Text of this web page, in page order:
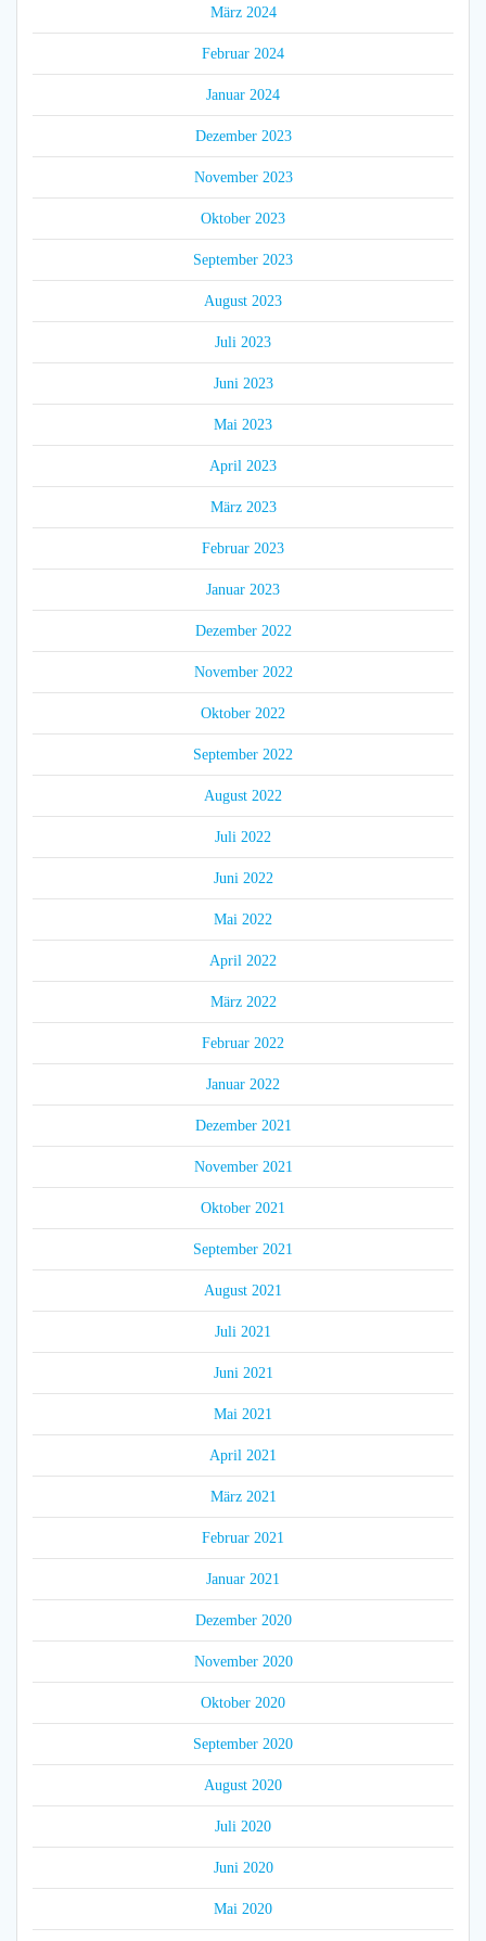
März 2024
Februar 2024
Januar 2024
Dezember 2023
November 2023
Oktober 2023
September 2023
August 2023
Juli 2023
Juni 2023
Mai 2023
April 2023
März 2023
Februar 2023
Januar 2023
Dezember 2022
November 2022
Oktober 2022
September 2022
August 2022
Juli 2022
Juni 2022
Mai 2022
April 2022
März 2022
Februar 2022
Januar 2022
Dezember 2021
November 2021
Oktober 2021
September 2021
August 2021
Juli 2021
Juni 2021
Mai 2021
April 2021
März 2021
Februar 2021
Januar 2021
Dezember 2020
November 2020
Oktober 2020
September 2020
August 2020
Juli 2020
Juni 2020
Mai 2020